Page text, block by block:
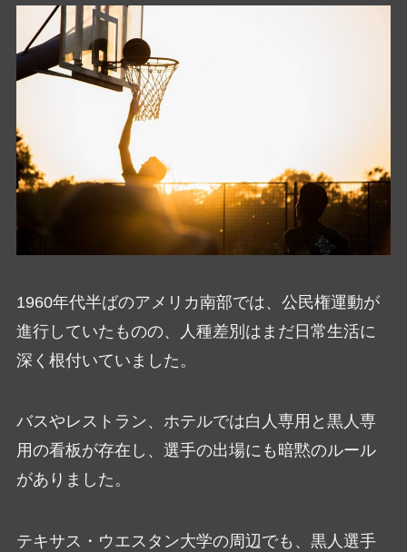
1960年代半ばのアメリカ南部では、公民権運動が
進行していたものの、人種差別はまだ日常生活に
深く根付いていました。
バスやレストラン、ホテルでは白人専用と黒人専
用の看板が存在し、選手の出場にも暗黙のルール
がありました。
テキサス・ウエスタン大学の周辺でも、黒人選手